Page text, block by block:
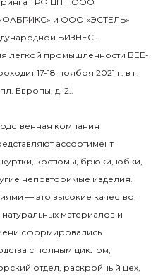
и ООО «ЭСТЕЛЬ»
БИЗНЕС-
легкой промышленности BEE-
17-18 ноября 2021 г. в г.
Европы, д. 2..
компания
ассортимент
костюмы, брюки, юбки,
неповторимые изделия.
— это высокие качество,
материалов и
сформировались
с полным циклом,
отдел, раскройный цех,